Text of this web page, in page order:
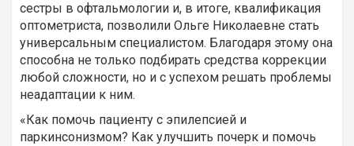
сестры в офтальмологии и, в итоге, квалификация
оптометриста, позволили Ольге Николаевне стать
универсальным специалистом. Благодаря этому она
способна не только подбирать средства коррекции
любой сложности, но и с успехом решать проблемы
неадаптации к ним.
«Как помочь пациенту с эпилепсией и
паркинсонизмом? Как улучшить почерк и помочь